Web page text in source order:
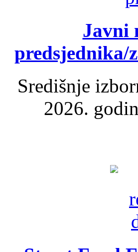
Javni
predsjednika/
Središnje
2026.